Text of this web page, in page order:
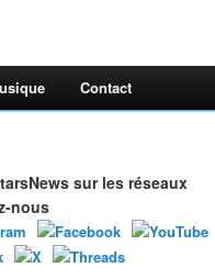
Contact
sur les réseaux
nous